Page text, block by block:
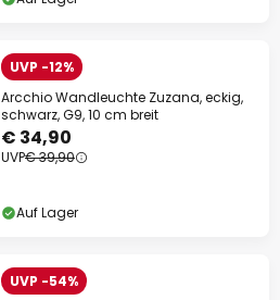
UVP -12%
Arcchio Wandleuchte Zuzana, eckig,
schwarz, G9, 10 cm breit
€ 34,90
UVP€ 39,90
Auf Lager
UVP -54%